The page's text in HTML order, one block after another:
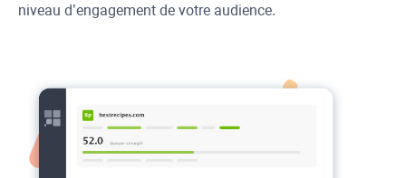
niveau d’engagement de votre audience.